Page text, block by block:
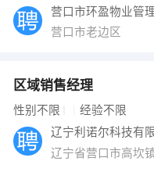
营口市环盈物业管
营口市老边区
区域销售经理
性别不限 经验不限
辽宁利诺尔科技有
辽宁省营口市高坎